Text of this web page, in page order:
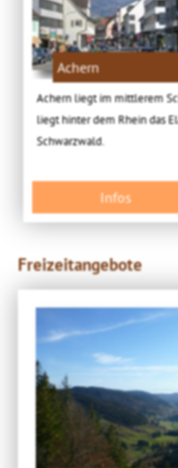
Achern
Achern liegt im mittlerem
liegt hinter dem Rhein das
Schwarzwald.
Infos
Freizeitangebote